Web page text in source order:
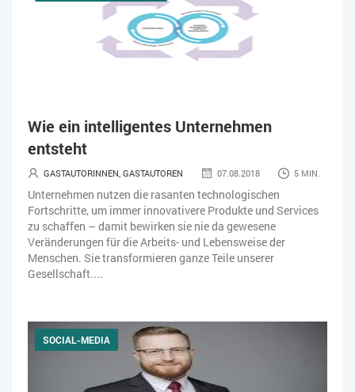
Wie ein intelligentes Unternehmen
entsteht
GASTAUTORINNEN, GASTAUTOREN 07.08.2018 5 MIN.
Unternehmen nutzen die rasanten technologischen
Fortschritte, um immer innovativere Produkte und Services
zu schaffen – damit bewirken sie nie da gewesene
Veränderungen für die Arbeits- und Lebensweise der
Menschen. Sie transformieren ganze Teile unserer
Gesellschaft....
SOCIAL-MEDIA